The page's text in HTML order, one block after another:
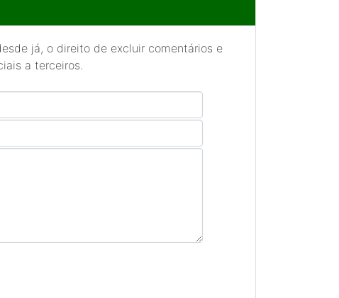
já, o direito de excluir comentários e
a terceiros.